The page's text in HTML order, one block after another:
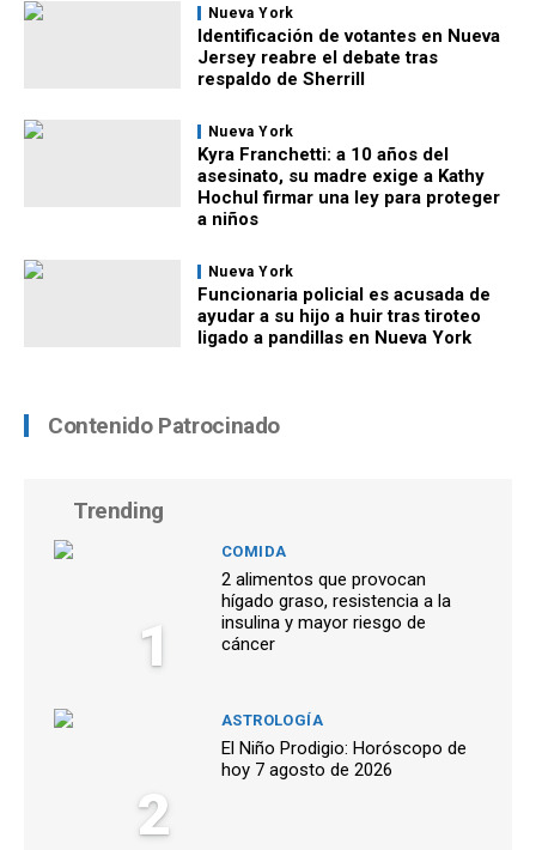
Nueva York
Identificación de votantes en Nueva
Jersey reabre el debate tras
respaldo de Sherrill
Nueva York
Kyra Franchetti: a 10 años del
asesinato, su madre exige a Kathy
Hochul firmar una ley para proteger
a niños
Nueva York
Funcionaria policial es acusada de
ayudar a su hijo a huir tras tiroteo
ligado a pandillas en Nueva York
Contenido Patrocinado
Trending
1
COMIDA
2 alimentos que provocan
hígado graso, resistencia a la
insulina y mayor riesgo de
cáncer
2
ASTROLOGÍA
El Niño Prodigio: Horóscopo de
hoy 7 agosto de 2026